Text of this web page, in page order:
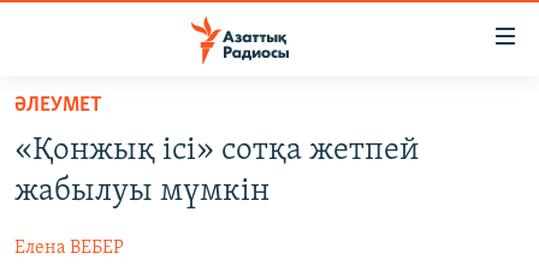
Skip
main
content
to
САЯСАТ
AZATTYQTV
ҚАҢТАР ОҚИҒАСЫ
ӘЛЕУМЕТ
«Қонжық ісі» сотқа жетпей
жабылуы мүмкін
Елена ВЕБЕР